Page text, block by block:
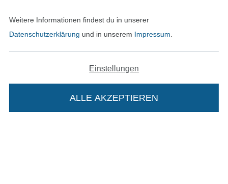
In deinen Warenkorb
Bestellung widerrufen
Finde mehr Inspiration
Weitere Informationen findest du in unserer
Datenschutzerklärung und in unserem Impressum
Einstellungen
ALLE AKZEPTIEREN